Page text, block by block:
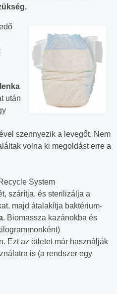
után
szennyezik a levegőt. Nem
volna ki megoldást erre a
System
szárítja, és sterilizálja a
majd átalakítja baktérium-
. Biomassza kazánokba és
Ezt az ötletet már használják
is (a rendszer egy